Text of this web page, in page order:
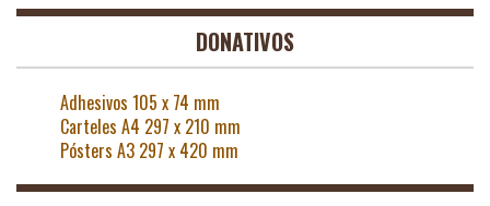
DONATIVOS
Adhesivos 105 x 74 mm
Carteles A4 297 x 210 mm
Pósters A3 297 x 420 mm